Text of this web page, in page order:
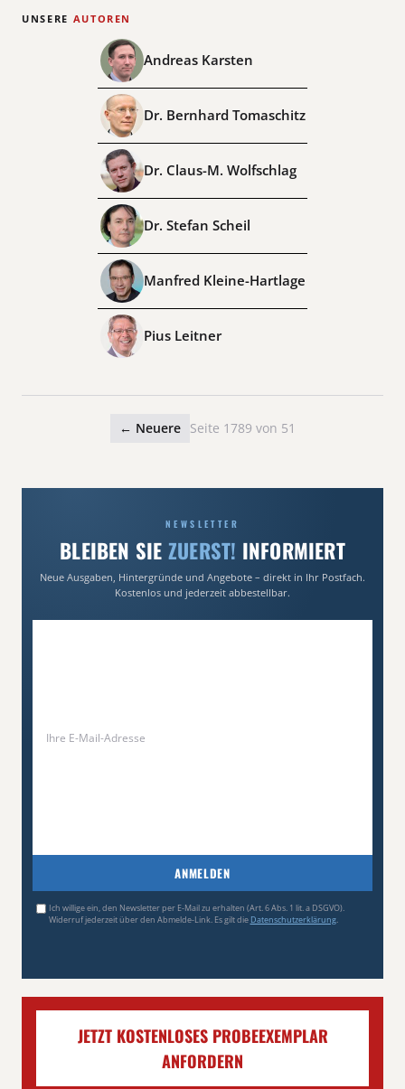
UNSERE AUTOREN
Andreas Karsten
Dr. Bernhard Tomaschitz
Dr. Claus-M. Wolfschlag
Dr. Stefan Scheil
Manfred Kleine-Hartlage
Pius Leitner
← Neuere Seite 1789 von 51
NEWSLETTER
BLEIBEN SIE ZUERST! INFORMIERT
Neue Ausgaben, Hintergründe und Angebote – direkt in Ihr Postfach.
Kostenlos und jederzeit abbestellbar.
ANMELDEN
Ich willige ein, den Newsletter per E-Mail zu erhalten (Art. 6 Abs. 1 lit. a DSGVO).
Widerruf jederzeit über den Abmelde-Link. Es gilt die Datenschutzerklärung.
JETZT KOSTENLOSES PROBEEXEMPLAR
ANFORDERN